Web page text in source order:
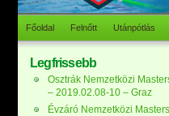
Főoldal Felnőtt Utánpótlás
Legfrissebb
Osztrák Nemzetközi
– 2019.02.08-10 – Graz
Évzáró Nemzetközi